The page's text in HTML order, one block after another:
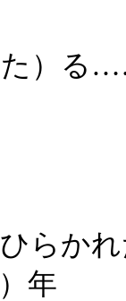
た）る
らか
年